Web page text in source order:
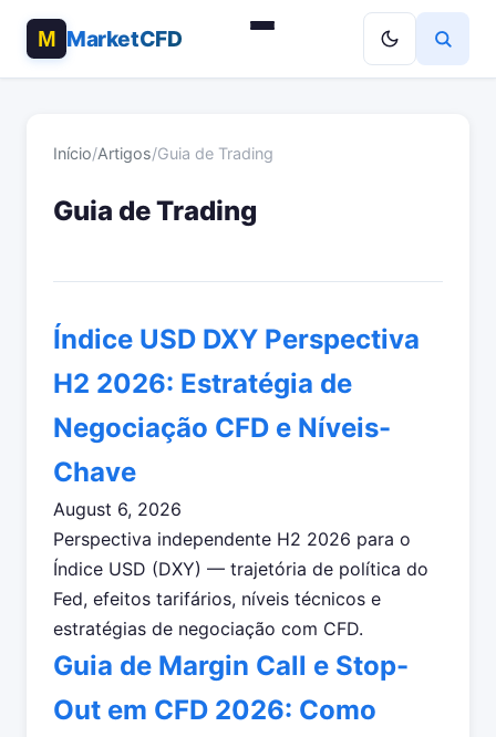
MarketCFD
Início/Artigos/Guia de Trading
Guia de Trading
Índice USD DXY Perspectiva
H2 2026: Estratégia de
Negociação CFD e Níveis-
Chave
August 6, 2026
Perspectiva independente H2 2026 para o
Índice USD (DXY) — trajetória de política do
Fed, efeitos tarifários, níveis técnicos e
estratégias de negociação com CFD.
Guia de Margin Call e Stop-
Out em CFD 2026: Como